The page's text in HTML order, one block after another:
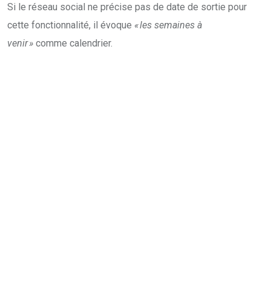
Si le réseau social ne précise pas de date de sortie pour
cette fonctionnalité, il évoque « les semaines à
venir » comme calendrier.